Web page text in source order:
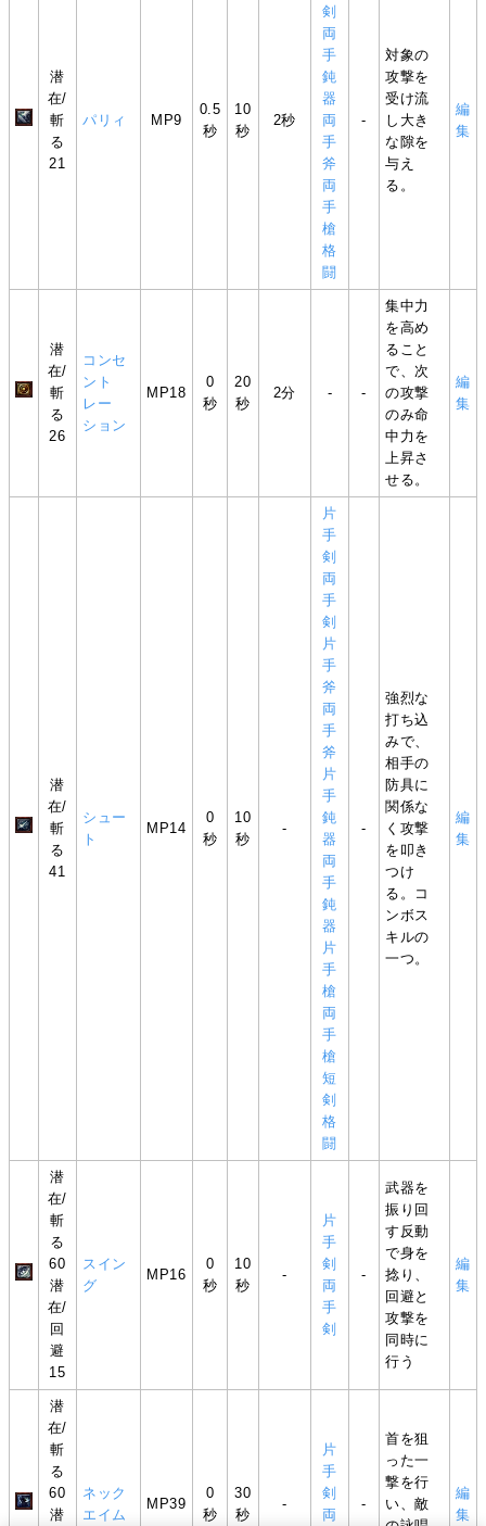
潜
在/
斬
る
21
パリィ MP9
0.5
秒
10
秒
2秒
剣
両
手
鈍
器
両
手
斧
両
手
槍
格
闘
-
対象の
攻撃を
受け流
し大き
な隙を
与え
る。
編
集
潜
在/
斬
る
26
コンセ
ント
レー
ション
MP18
0
秒
20
秒
2分 - -
集中力
を高め
ること
で、次
の攻撃
のみ命
中力を
上昇さ
せる。
編
集
潜
在/
斬
る
41
シュー
ト
MP14
0
秒
10
秒
-
片
手
剣
両
手
剣
片
手
斧
両
手
斧
片
手
鈍
器
両
手
鈍
器
片
手
槍
両
手
槍
短
剣
格
闘
-
強烈な
打ち込
みで、
相手の
防具に
関係な
く攻撃
を叩き
つけ
る。コ
ンボス
キルの
一つ。
編
集
潜
在/
斬
る
60
潜
在/
回
避
15
スイン
グ
MP16
0
秒
10
秒
-
片
手
剣
両
手
剣
-
武器を
振り回
す反動
で身を
捻り、
回避と
攻撃を
同時に
行う
編
集
潜
在/
斬
る
60
潜
ネック
エイム
MP39
0
秒
30
秒
-
片
手
剣
両
-
首を狙
った一
撃を行
い、敵
編
集